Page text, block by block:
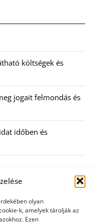
olyan
k, amelyek tárolják az
Ezen
költségek és
jogait felmondás és
időben és